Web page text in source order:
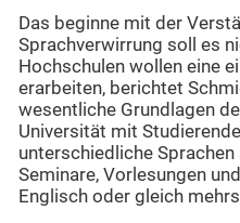
Das beginne mit der
Sprachverwirrung soll es
Hochschulen wollen eine
erarbeiten, berichtet
wesentliche Grundlagen
Universität mit
unterschiedliche
Seminare, Vorlesungen
Englisch oder gleich